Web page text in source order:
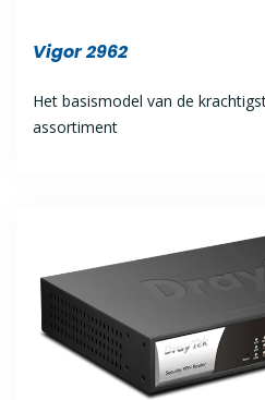
Vigor 2962
Het basismodel van de
assortiment